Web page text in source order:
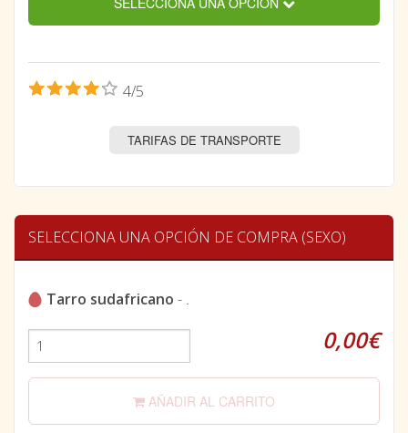
4/5
TARIFAS DE TRANSPORTE
SELECCIONA UNA OPCIÓN DE COMPRA (SEXO)
Tarro sudafricano - .
0,00€
AÑADIR AL CARRITO